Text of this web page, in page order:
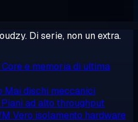
Di serie, non un extra.
Core e memoria di ultima
Mai dischi meccanici
Piani ad alto throughput
Vero isolamento hardware